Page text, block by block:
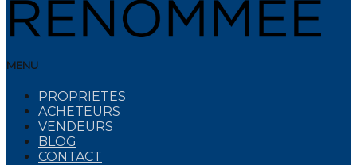
MENU
PROPRIETES
ACHETEURS
VENDEURS
BLOG
CONTACT